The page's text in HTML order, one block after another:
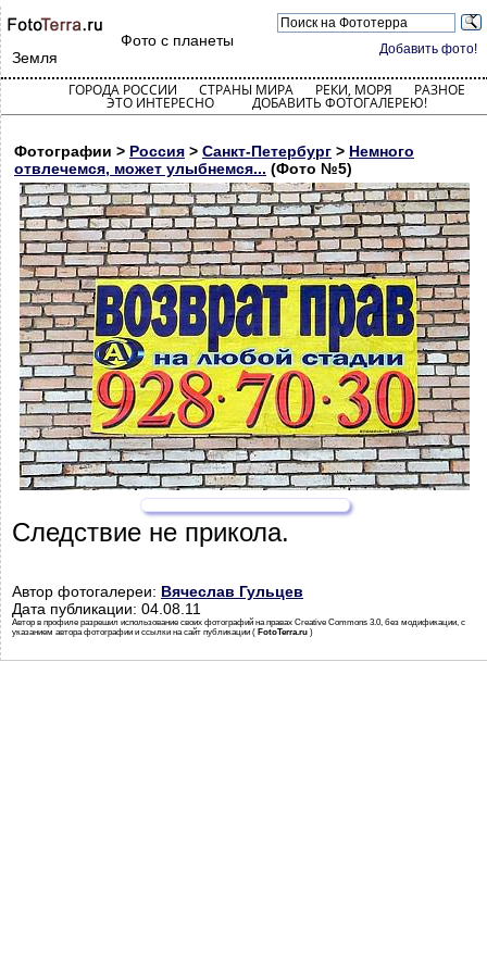
Добавить фото!
Фото с планеты
Земля
ГОРОДА РОССИИ СТРАНЫ МИРА РЕКИ, МОРЯ РАЗНОЕ
ЭТО ИНТЕРЕСНО ДОБАВИТЬ ФОТОГАЛЕРЕЮ!
Фотографии > Россия > Санкт-Петербург > Немного
отвлечемся, может улыбнемся... (Фото №5)
Следствие не прикола.
Автор фотогалереи: Вячеслав Гульцев
Дата публикации: 04.08.11
Автор в профиле разрешил использование своих фотографий на правах Creative Commons 3.0, без модификации, с
указанием автора фотографии и ссылки на сайт публикации ( FotoTerra.ru )